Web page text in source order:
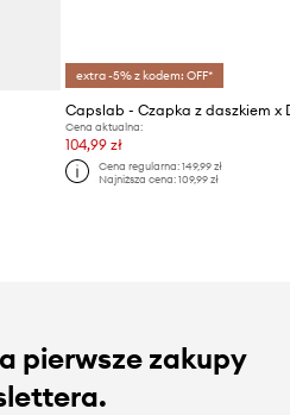
extra -5% z kodem: OFF*
Cena aktualna:
104,99 zł
Cena regularna: 149,99 zł
Najniższa cena: 109,99 zł
pierwsze zakupy